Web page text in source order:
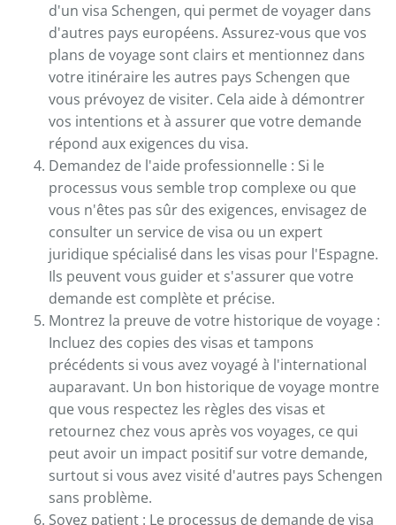
d'un visa Schengen, qui permet de voyager dans
d'autres pays européens. Assurez-vous que vos
plans de voyage sont clairs et mentionnez dans
votre itinéraire les autres pays Schengen que
vous prévoyez de visiter. Cela aide à démontrer
vos intentions et à assurer que votre demande
répond aux exigences du visa.
Demandez de l'aide professionnelle : Si le
processus vous semble trop complexe ou que
vous n'êtes pas sûr des exigences, envisagez de
consulter un service de visa ou un expert
juridique spécialisé dans les visas pour l'Espagne.
Ils peuvent vous guider et s'assurer que votre
demande est complète et précise.
Montrez la preuve de votre historique de voyage :
Incluez des copies des visas et tampons
précédents si vous avez voyagé à l'international
auparavant. Un bon historique de voyage montre
que vous respectez les règles des visas et
retournez chez vous après vos voyages, ce qui
peut avoir un impact positif sur votre demande,
surtout si vous avez visité d'autres pays Schengen
sans problème.
Soyez patient : Le processus de demande de visa